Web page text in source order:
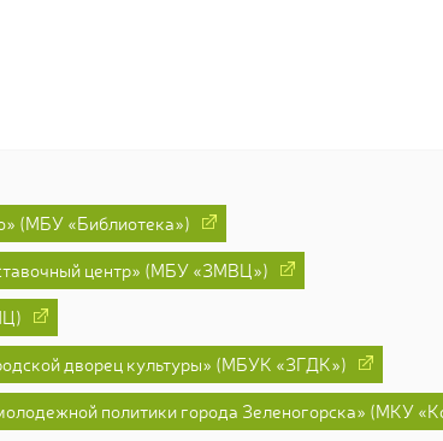
(МБУ «Библиотека»)
центр» (МБУ «ЗМВЦ»)
дворец культуры» (МБУК «ЗГДК»)
политики города Зеленогорска» (МКУ